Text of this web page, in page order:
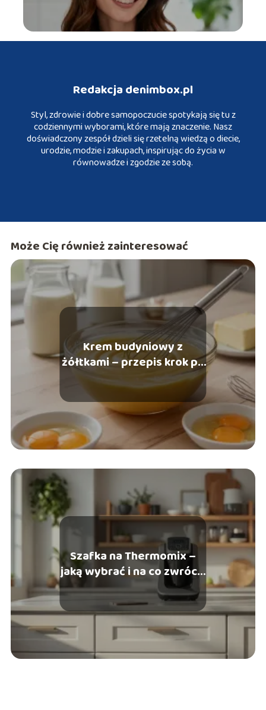
Redakcja denimbox.pl
Styl, zdrowie i dobre samopoczucie spotykają się tu z
codziennymi wyborami, które mają znaczenie. Nasz
doświadczony zespół dzieli się rzetelną wiedzą o diecie,
urodzie, modzie i zakupach, inspirując do życia w
równowadze i zgodzie ze sobą.
Może Cię również zainteresować
Krem budyniowy z
żółtkami – przepis krok po
kroku
Szafka na Thermomix –
jaką wybrać i na co zwrócić
uwagę?